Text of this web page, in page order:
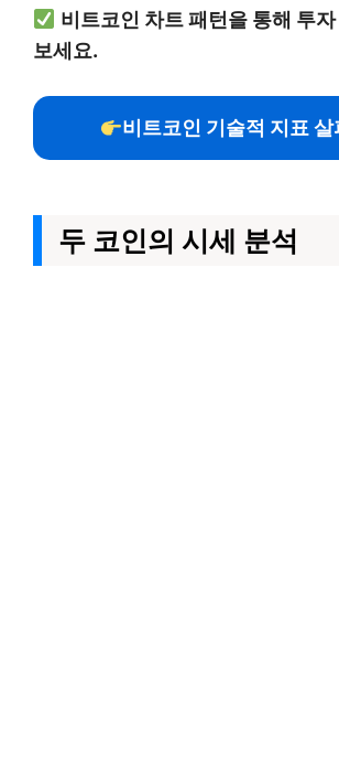
비트코인 차트 패턴을 통해 투자
보세요.
비트코인 기술적 지표 살
두 코인의 시세 분석